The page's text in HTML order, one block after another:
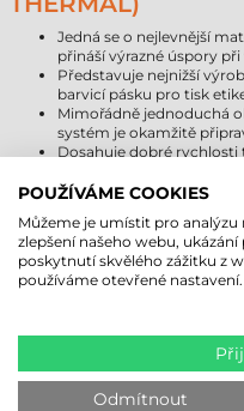
Jedná se o nejlevnější
přináší výrazné úspory
Představuje nejnižší
barvicí pásku pro tisk
Mimořádně jednoduchá
systém je okamžitě
Dosahuje dobré rychlosti
NEJSTE SI JISTI,
IDEÁLNÍ?
Při výběru správného materiálu
vlivům prostředí. Pokud
UV záření a chemikáliím,
syntetické etikety (PE).Tezeko
nejsou doporučeny
POUŽÍVÁME COOKIES
Můžeme je umístit pro
zlepšení našeho webu,
poskytnutí skvělého zážitku z
používáme otevřené nastavení.
Odmítnout